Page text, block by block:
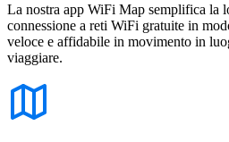
La nostra app WiFi Map semplifica la
connessione a reti WiFi gratuite in
veloce e affidabile in movimento in
viaggiare.